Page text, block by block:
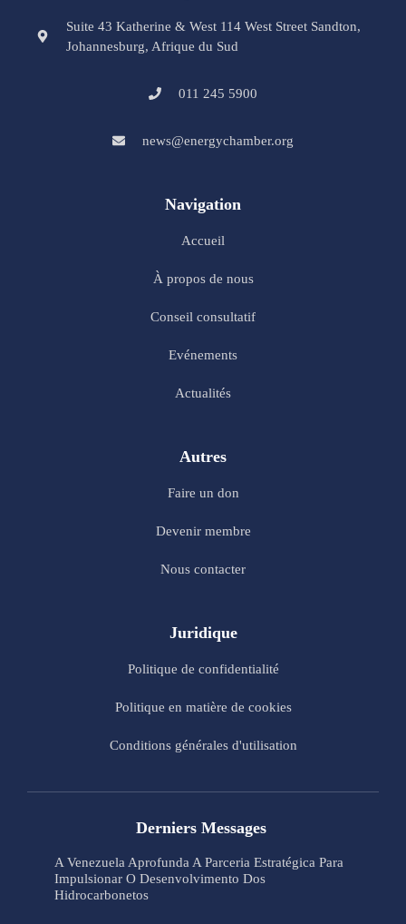
Suite 43 Katherine & West 114 West Street Sandton,
Johannesburg, Afrique du Sud
011 245 5900
news@energychamber.org
Navigation
Accueil
À propos de nous
Conseil consultatif
Evénements
Actualités
Autres
Faire un don
Devenir membre
Nous contacter
Juridique
Politique de confidentialité
Politique en matière de cookies
Conditions générales d'utilisation
Derniers Messages
A Venezuela Aprofunda A Parceria Estratégica Para
Impulsionar O Desenvolvimento Dos
Hidrocarbonetos